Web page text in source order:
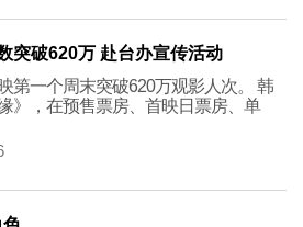
突破620万 赴台办宣传活动
第一个周末突破620万观影人次。 韩
》，在预售票房、首映日票房、单